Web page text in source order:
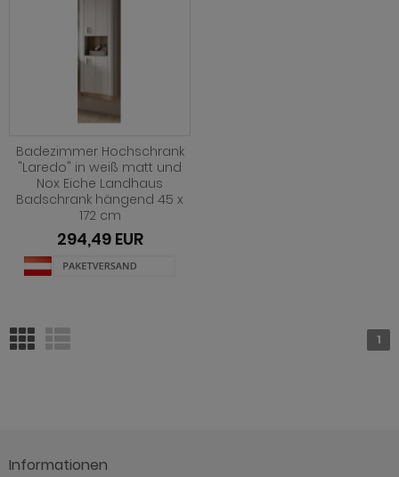
Badezimmer Hochschrank
"Laredo" in weiß matt und
Nox Eiche Landhaus
Badschrank hängend 45 x
172 cm
294,49 EUR
1
Informationen